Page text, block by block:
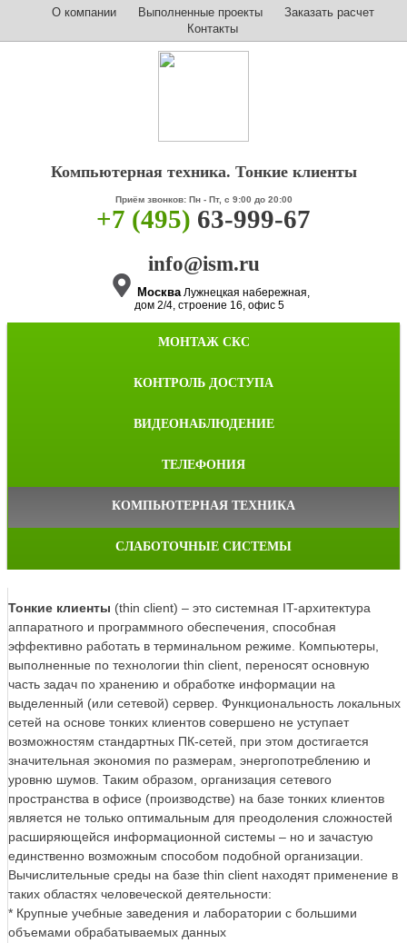
О компании Выполненные проекты
Заказать расчет
Контакты
Компьютерная техника. Тонкие клиенты
Приём звонков: Пн - Пт, с 9:00 до 20:00
+7 (495) 63-999-67
info@ism.ru
МоскваЛужнецкая набережная,
дом 2/4, строение 16, офис 5
МОНТАЖ СКС
КОНТРОЛЬ ДОСТУПА
ВИДЕОНАБЛЮДЕНИЕ
ТЕЛЕФОНИЯ
КОМПЬЮТЕРНАЯ ТЕХНИКА
СЛАБОТОЧНЫЕ СИСТЕМЫ
Тонкие клиенты (thin client) – это системная IT-архитектура
аппаратного и программного обеспечения, способная
эффективно работать в терминальном режиме. Компьютеры,
выполненные по технологии thin client, переносят основную
часть задач по хранению и обработке информации на
выделенный (или сетевой) сервер. Функциональность локальных
сетей на основе тонких клиентов совершено не уступает
возможностям стандартных ПК-сетей, при этом достигается
значительная экономия по размерам, энергопотреблению и
уровню шумов. Таким образом, организация сетевого
пространства в офисе (производстве) на базе тонких клиентов
является не только оптимальным для преодоления сложностей
расширяющейся информационной системы – но и зачастую
единственно возможным способом подобной организации.
Вычислительные среды на базе thin client находят применение в
таких областях человеческой деятельности:
* Крупные учебные заведения и лаборатории с большими
объемами обрабатываемых данных